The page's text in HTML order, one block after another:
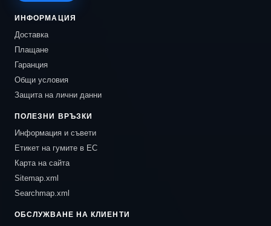
ИНФОРМАЦИЯ
Доставка
Плащане
Гаранция
Общи условия
Защита на лични данни
ПОЛЕЗНИ ВРЪЗКИ
Информация и съвети
Етикет на гумите в ЕС
Карта на сайта
Sitemap.xml
Searchmap.xml
ОБСЛУЖВАНЕ НА КЛИЕНТИ